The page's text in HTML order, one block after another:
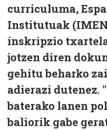
curriculuma,
Institutuak
inskripzio
jotzen diren
gehitu beharko
adierazi dutenez.
baterako lanen
baliorik gabe